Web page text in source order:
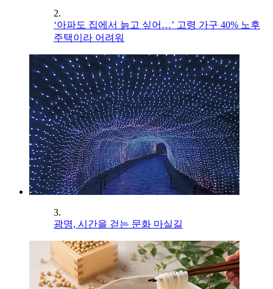
2.
‘아파도 집에서 늙고 싶어…’ 고령 가구 40% 노후
주택이라 어려워
3.
광명, 시간을 걷는 문화 마실길